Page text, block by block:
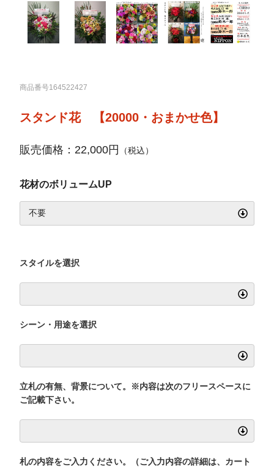
商品番号164522427
スタンド花 【20000・おまかせ色】
販売価格：22,000円 （税込）
花材のボリュームUP
スタイルを選択
シーン・用途を選択
立札の有無、背景について。※内容は次のフリースペースに
ご記載下さい。
札の内容をご入力ください。（ご入力内容の詳細は、カート